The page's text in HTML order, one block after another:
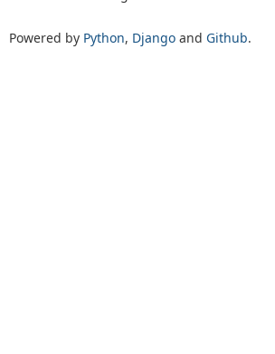
Powered by Python, Django and Github.